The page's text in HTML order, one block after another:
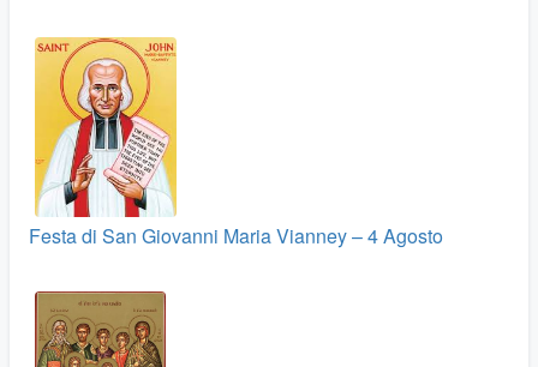
Festa di San Giovanni Maria Vianney – 4 Agosto